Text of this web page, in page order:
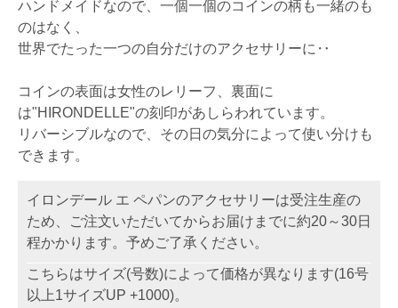
ハンドメイドなので、一個一個のコインの柄も一緒のも
のはなく、
世界でたった一つの自分だけのアクセサリーに‥
コインの表面は女性のレリーフ、裏面に
は"HIRONDELLE"の刻印があしらわれています。
リバーシブルなので、その日の気分によって使い分けも
できます。
イロンデール エ ペパンのアクセサリーは受注生産の
ため、ご注文いただいてからお届けまでに約20～30日
程かかります。予めご了承ください。
こちらはサイズ(号数)によって価格が異なります(16号
以上1サイズUP +1000)。